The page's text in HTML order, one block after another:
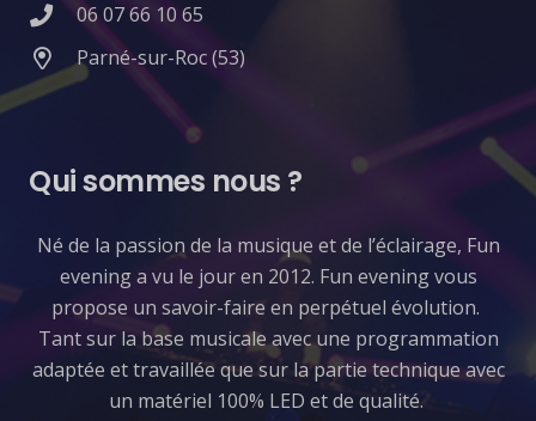
06 07 66 10 65
Parné-sur-Roc (53)
Qui sommes nous ?
​Né de la passion de la musique et de l’éclairage, Fun
evening a vu le jour en 2012. Fun evening vous
propose un savoir-faire en perpétuel évolution.
Tant sur la base musicale avec une programmation
adaptée et travaillée que sur la partie technique avec
un matériel 100% LED et de qualité.